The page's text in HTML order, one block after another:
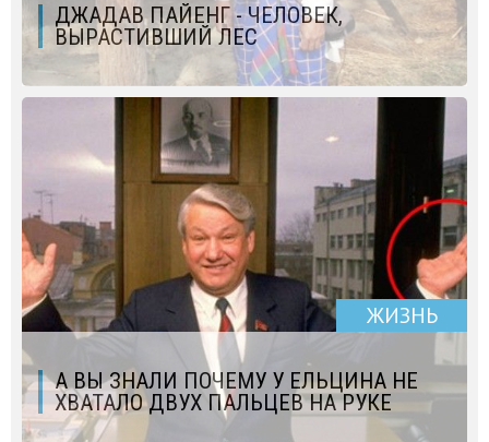
ДЖАДАВ ПАЙЕНГ - ЧЕЛОВЕК,
ВЫРАСТИВШИЙ ЛЕС
ЖИЗНЬ
А ВЫ ЗНАЛИ ПОЧЕМУ У ЕЛЬЦИНА НЕ
ХВАТАЛО ДВУХ ПАЛЬЦЕВ НА РУКЕ